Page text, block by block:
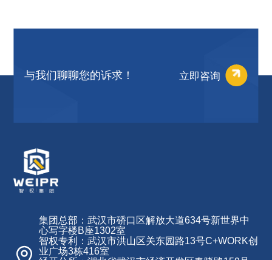
与我们聊聊您的诉求！ 立即咨询
集团总部：武汉市硚口区解放大道634号新世界中
心写字楼B座1302室
智权专利：武汉市洪山区关东园路13号C+WORK创
业广场3栋416室